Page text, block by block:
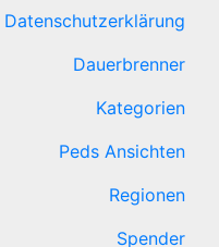
Datenschutzerklärung
Dauerbrenner
Kategorien
Peds Ansichten
Regionen
Spender